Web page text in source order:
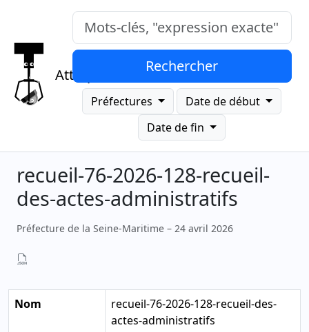
Attrap
Mots-clés, "expression exacte"
Rechercher
Préfectures
Date de début
Date de fin
recueil-76-2026-128-recueil-
des-actes-administratifs
Préfecture de la Seine-Maritime – 24 avril 2026
Nom
recueil-76-2026-128-recueil-des-
actes-administratifs